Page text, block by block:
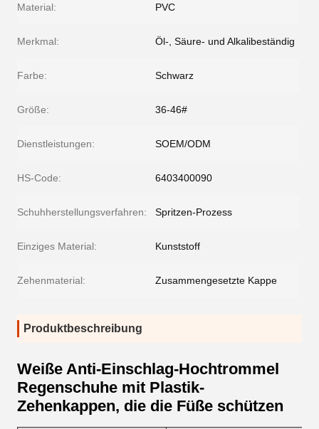
Material: PVC
Merkmal: Öl-, Säure- und Alkalibeständig
Farbe: Schwarz
Größe: 36-46#
Dienstleistungen: SOEM/ODM
HS-Code: 6403400090
Schuhherstellungsverfahren: Spritzen-Prozess
Einziges Material: Kunststoff
Zehenmaterial: Zusammengesetzte Kappe
Produktbeschreibung
Weiße Anti-Einschlag-Hochtrommel
Regenschuhe mit Plastik-
Zehenkappen, die die Füße schützen